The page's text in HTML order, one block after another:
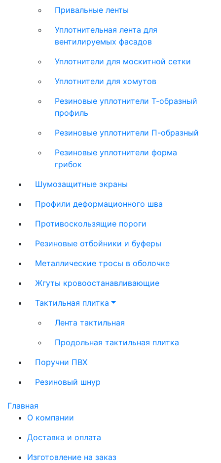
Привальные ленты
Уплотнительная лента для
вентилируемых фасадов
Уплотнители для москитной сетки
Уплотнители для хомутов
Резиновые уплотнители Т-образный
профиль
Резиновые уплотнители П-образный
Резиновые уплотнители форма
грибок
Шумозащитные экраны
Профили деформационного шва
Противоскользящие пороги
Резиновые отбойники и буферы
Металлические тросы в оболочке
Жгуты кровоостанавливающие
Тактильная плитка
Лента тактильная
Продольная тактильная плитка
Поручни ПВХ
Резиновый шнур
Главная
О компании
Доставка и оплата
Изготовление на заказ